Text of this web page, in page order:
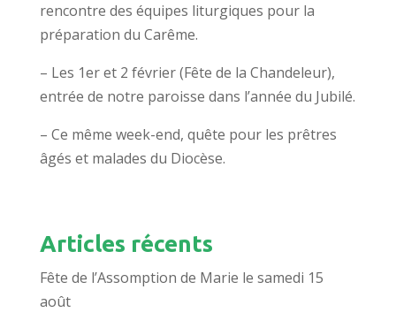
rencontre des équipes liturgiques pour la
préparation du Carême.
– Les 1er et 2 février (Fête de la Chandeleur),
entrée de notre paroisse dans l’année du Jubilé.
– Ce même week-end, quête pour les prêtres
âgés et malades du Diocèse.
Articles récents
Fête de l’Assomption de Marie le samedi 15
août